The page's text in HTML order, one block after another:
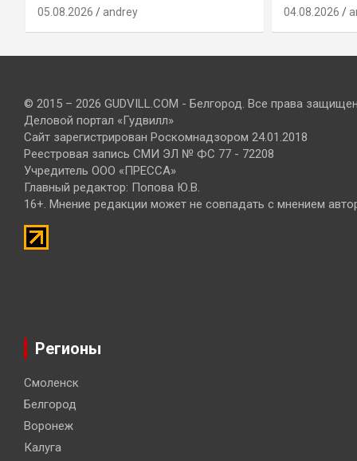
05.08.2026 andrey 04.08.2026
© 2015 – 2026 GUDVILL.COM - Белгород. Все права
Деловой портал «Гудвилл»
Сайт зарегистрирован Роскомнадзором 24.01.2018
Реестровая запись СМИ ЭЛ № ФС 77 - 72208
Учредитель ООО «ПРЕССА»
Главный редактор: Попова Ю.В.
16+. Мнение редакции может не совпадать с мнением
Регионы
Смоленск
Белгород
Воронеж
Калуга